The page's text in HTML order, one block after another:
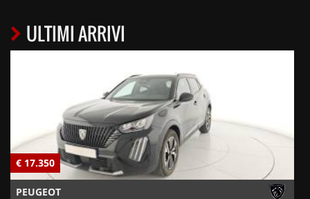
ULTIMI ARRIVI
€ 17.350
PEUGEOT